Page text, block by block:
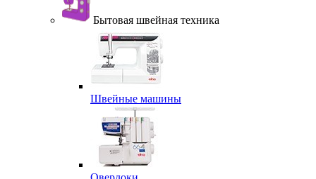
Бытовая швейная техника
Швейные машины